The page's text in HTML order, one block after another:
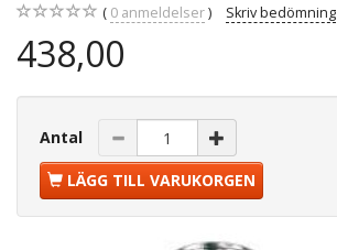
0 anmeldelser Skriv bedömning
438,00
Antal
LÄGG TILL VARUKORGEN